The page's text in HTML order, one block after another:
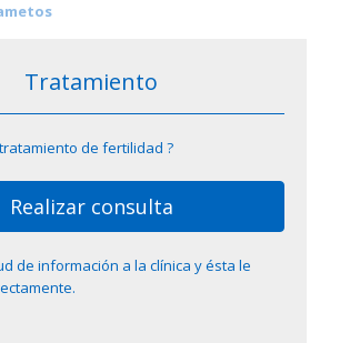
Tratamiento
de fertilidad ?
Realizar consulta
de información a la clínica y ésta le